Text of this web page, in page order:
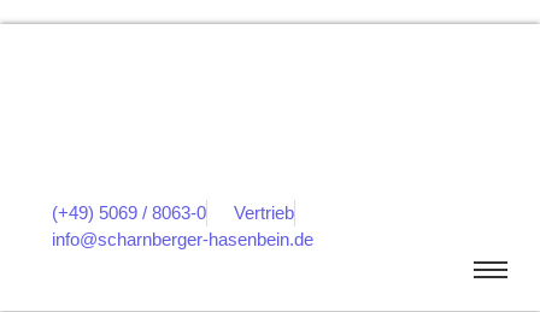
(+49) 5069 / 8063-0
Vertrieb
info@scharnberger-hasenbein.de